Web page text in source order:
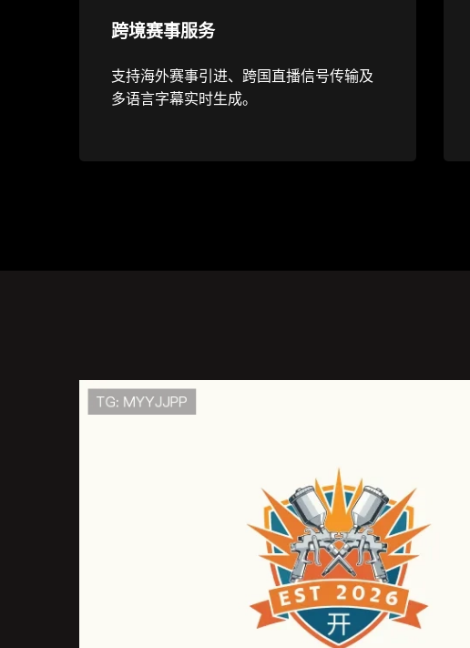
跨境赛事服务
支持海外赛事引进、跨国直播信号传输及
多语言字幕实时生成。